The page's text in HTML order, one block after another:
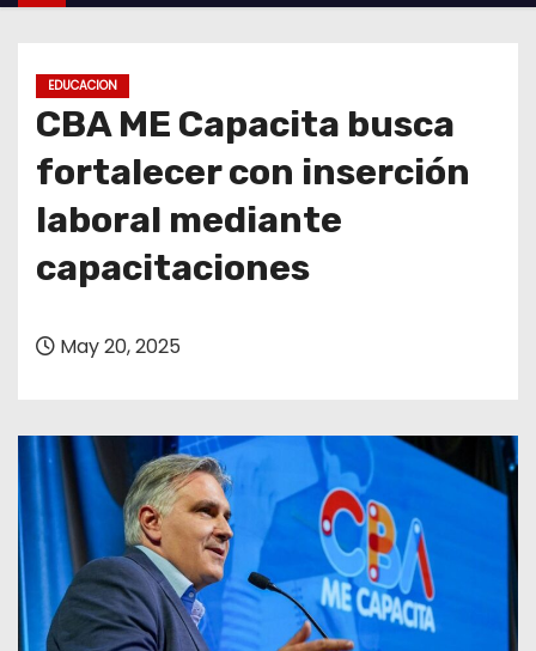
o
EDUCACION
CBA ME Capacita busca
fortalecer con inserción
laboral mediante
capacitaciones
May 20, 2025